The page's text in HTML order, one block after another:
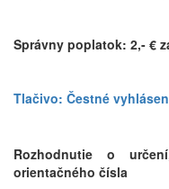
Správny poplatok: 2,- €
Tlačivo: Čestné
Rozhodnutie o
orientačného čísla